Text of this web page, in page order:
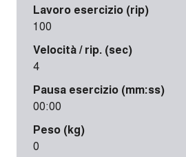
Lavoro esercizio (rip)
100
Velocità / rip. (sec)
4
Pausa esercizio (mm:ss)
00:00
Peso (kg)
0